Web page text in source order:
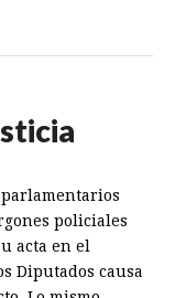
policiales
acta en el
Diputados causa